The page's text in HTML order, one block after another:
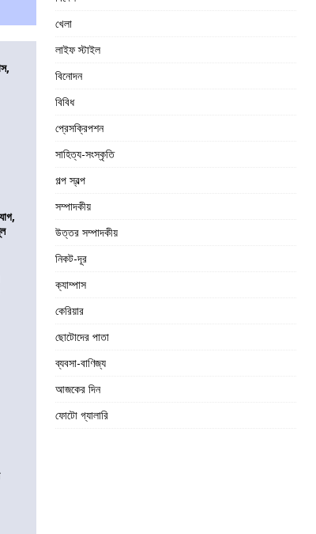
খেলা
লাইফ স্টাইল
বিনোদন
বিবিধ
প্রেসক্রিপশন
সাহিত্য-সংস্কৃতি
গল্প স্বল্প
সম্পাদকীয়
উত্তর সম্পাদকীয়
নিকট-দূর
ক্যাম্পাস
কেরিয়ার
ছোটোদের পাতা
ব্যবসা-বাণিজ্য
আজকের দিন
ফোটো গ্যালারি